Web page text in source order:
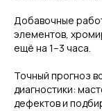
Добавочные
элементов,
ещё на 1–3 часа.
Точный прогноз
диагностики:
дефектов и